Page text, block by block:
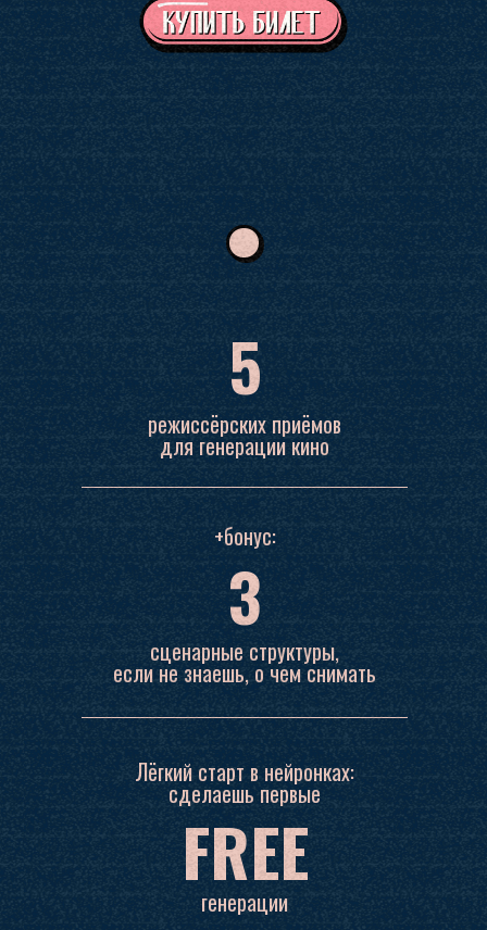
Лёгкий старт в нейронках:
сделаешь первые
генерации
FREE
+бонус:
сценарные структуры,
если не знаешь, о чем снимать
3
режиссёрских приёмов
для генерации кино
5